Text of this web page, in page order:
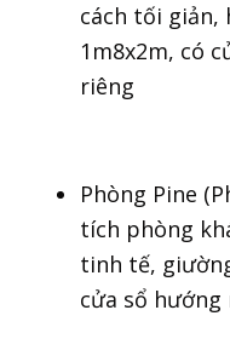
cách tối giản,
1m8x2m, có
riêng
Phòng Pine
tích phòng
tinh tế,
cửa sổ